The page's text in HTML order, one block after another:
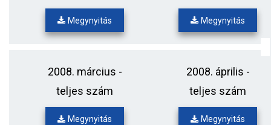
Megynyitás Megynyitás
2008. március -
teljes szám
Megynyitás
2008. április -
teljes szám
Megynyitás